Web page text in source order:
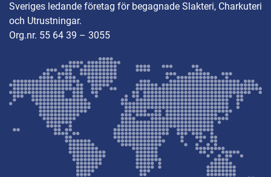
Sveriges ledande företag för begagnade Slakteri, Charkuteri
och Utrustningar.
Org.nr. 55 64 39 – 3055